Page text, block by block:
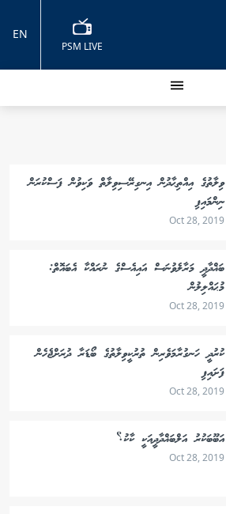
PSM LIVE
EN
ވިލާތުގެ އިއްތިޙާދުން އިނގިރޭސިވިލާތް ވަކިވުން ފަސްކުރަން
ނިންމައިފި
Oct 28, 2019
ބަޣްދާދީ މަރާލެވުނަސް އައިއެސްގެ ނުރައްކާ އެބައޮތް:
މުޙައްލިލުން
Oct 28, 2019
ކުރުދީ ހަނގުރާމަވެރިން ތުރުކީވިލާތުގެ ބޯޑަރާ ދުރަށްޖެހެން
ފަށައިފި
Oct 28, 2019
އަބޫބަކުރު އަލްބަޣްދާދީއަކީ ކާކު؟
Oct 28, 2019